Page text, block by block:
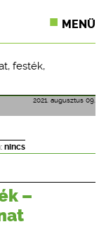
MENÜ
, festék,
2021. augusztus 09.
nincs
–